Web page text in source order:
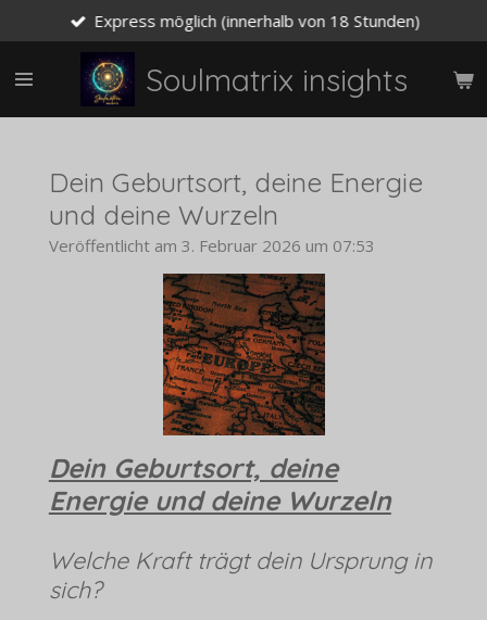
Hauptinhalt
springen
Soulmatrix insights
Express möglich (innerhalb von 18 Stunden)
Dein Geburtsort, deine Energie
und deine Wurzeln
Veröffentlicht am 3. Februar 2026 um 07:53
Dein Geburtsort, deine
Energie und deine Wurzeln
Welche Kraft trägt dein Ursprung in
sich?